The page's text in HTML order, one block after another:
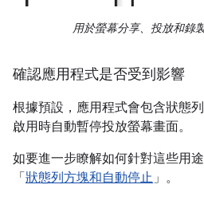
用於螢幕分享、投放和錄
確認應用程式是否受到影響
根據預設，應用程式會包含狀態
啟用時自動暫停投放螢幕畫面。
如要進一步瞭解如何針對這些用
「狀態列方塊和自動停止 」。